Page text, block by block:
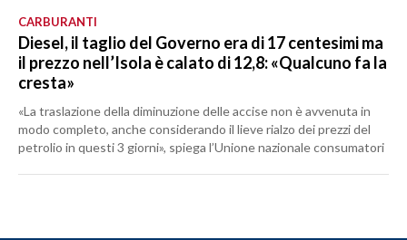
CARBURANTI
Diesel, il taglio del Governo era di 17 centesimi ma
il prezzo nell’Isola è calato di 12,8: «Qualcuno fa la
cresta»
«La traslazione della diminuzione delle accise non è avvenuta in
modo completo, anche considerando il lieve rialzo dei prezzi del
petrolio in questi 3 giorni», spiega l’Unione nazionale consumatori